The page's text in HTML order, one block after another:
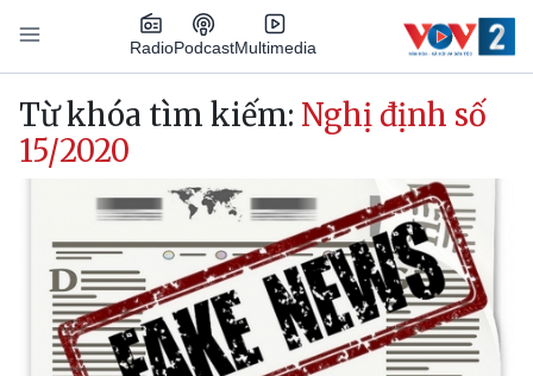
Nhảy đến nội dung
RadioPodcastMultimedia
Main navigation
Từ khóa tìm kiếm: Nghị định số
15/2020